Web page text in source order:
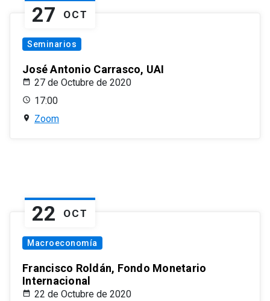
27 OCT
Seminarios
José Antonio Carrasco, UAI
27 de Octubre de 2020
17:00
Zoom
22 OCT
Macroeconomía
Francisco Roldán, Fondo Monetario
Internacional
22 de Octubre de 2020